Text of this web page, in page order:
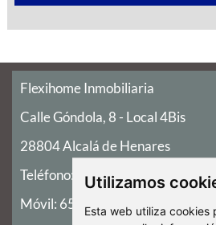
Utilizamos
Esta web utiliza cookies
Flexihome Inmobiliaria
Calle Góndola, 8 - Local 4Bis
28804 Alcalá de Henares
Teléfono:
91 147 86 98
Móvil: 659 35 30 40